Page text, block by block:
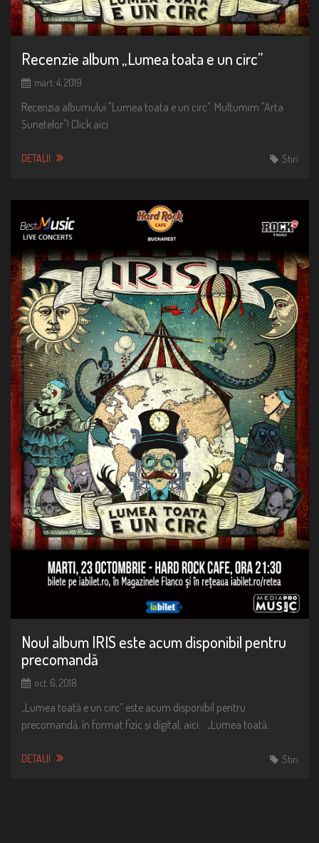
Recenzie album „Lumea toata e un circ”
mart. 4, 2019
Recenzia albumului "Lumea toata e un circ". Multumim "Arta
Sunetelor"! Click aici
DETALII Stiri
Noul album IRIS este acum disponibil pentru
precomandă
oct. 6, 2018
„Lumea toată e un circ” este acum disponibil pentru
precomandă, în format fizic și digital, aici: „Lumea toată…
DETALII Stiri